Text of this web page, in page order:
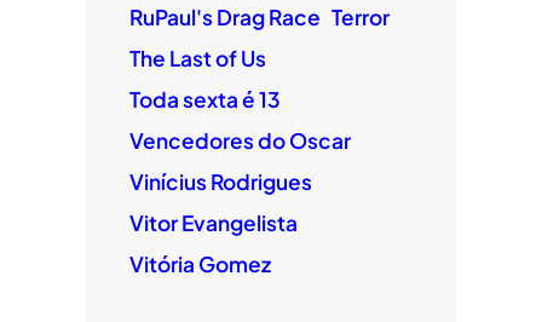
RuPaul's Drag Race Terror
The Last of Us
Toda sexta é 13
Vencedores do Oscar
Vinícius Rodrigues
Vitor Evangelista
Vitória Gomez